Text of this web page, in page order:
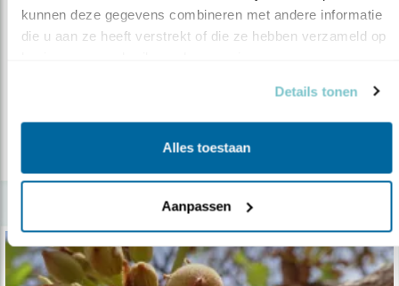
kunnen deze gegevens combineren met andere informatie
die u aan ze heeft verstrekt of die ze hebben verzameld op
Details tonen
Alles toestaan
Aanpassen
Nieuws
Savannezeep helpt vrouwen én vogels